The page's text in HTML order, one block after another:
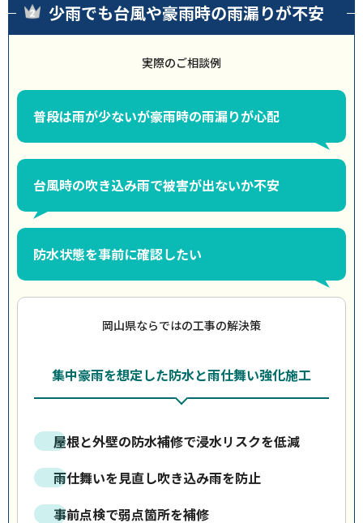
少雨でも台風や豪雨時の雨漏りが不安
実際のご相談例
普段は雨が少ないが豪雨時の雨漏りが心配
台風時の吹き込み雨で被害が出ないか不安
防水状態を事前に確認したい
岡山県ならではの工事の解決策
集中豪雨を想定した防水と雨仕舞い強化施工
屋根と外壁の防水補修で浸水リスクを低減
雨仕舞いを見直し吹き込み雨を防止
事前点検で弱点箇所を補修